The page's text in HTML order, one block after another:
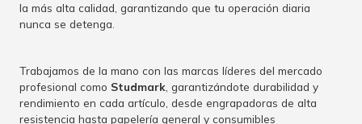
la más alta calidad, garantizando que tu operación diaria
nunca se detenga.
Trabajamos de la mano con las marcas líderes del mercado
profesional como Studmark , garantizándote durabilidad y
rendimiento en cada artículo, desde engrapadoras de alta
resistencia hasta papelería general y consumibles